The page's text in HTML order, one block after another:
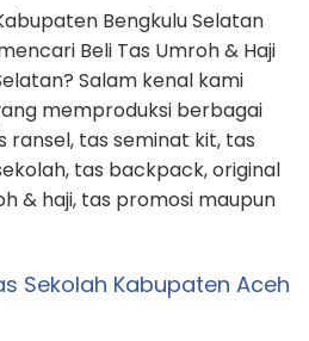
Bengkulu Selatan
Beli Tas Umroh & Haji
Salam kenal kami
memproduksi berbagai
tas seminat kit, tas
tas backpack, original
& haji, tas promosi maupun
Sekolah Kabupaten Aceh